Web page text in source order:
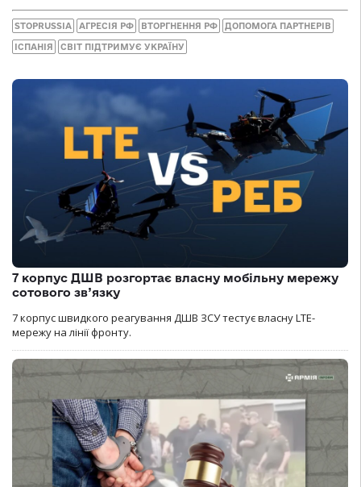
STOPRUSSIA АГРЕСІЯ РФ ВТОРГНЕННЯ РФ ДОПОМОГА ПАРТНЕРІВ
ІСПАНІЯ СВІТ ПІДТРИМУЄ УКРАЇНУ
7 корпус ДШВ розгортає власну мобільну мережу
сотового зв’язку
7 корпус швидкого реагування ДШВ ЗСУ тестує власну LTE-
мережу на лінії фронту.